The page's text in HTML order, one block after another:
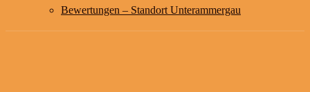
Bewertungen – Standort Unterammergau